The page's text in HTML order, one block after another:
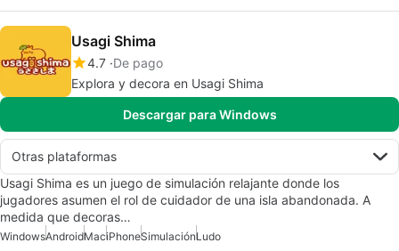
Usagi Shima
4.7 De pago
Explora y decora en Usagi Shima
Descargar para Windows
Otras plataformas
Usagi Shima es un juego de simulación relajante donde los
jugadores asumen el rol de cuidador de una isla abandonada. A
medida que decoras…
WindowsAndroidMaciPhoneSimulaciónLudo